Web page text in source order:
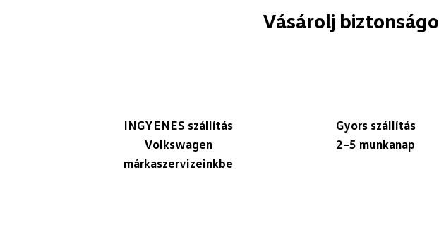
Vásárolj
INGYENES szállítás
Volkswagen
márkaszervizeinkbe
Gyors szállítás
2–5 munkanap